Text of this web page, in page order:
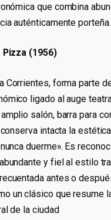
que combina
auténticamente porteña.
Pizza (1956)
Corrientes, forma parte
ligado al auge
salón, barra para
intacta la
duerme». Es
y fiel al estilo
antes o
un clásico que resume
de la ciudad